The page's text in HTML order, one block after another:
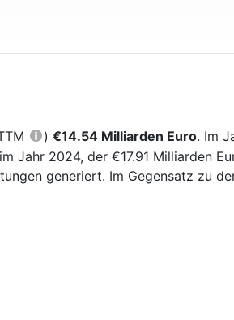
) €14.54 Milliarden Euro. Im
Jahr 2024, der €17.91 Milliarden
generiert. Im Gegensatz zu